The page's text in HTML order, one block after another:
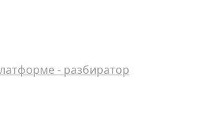
- разбиратор